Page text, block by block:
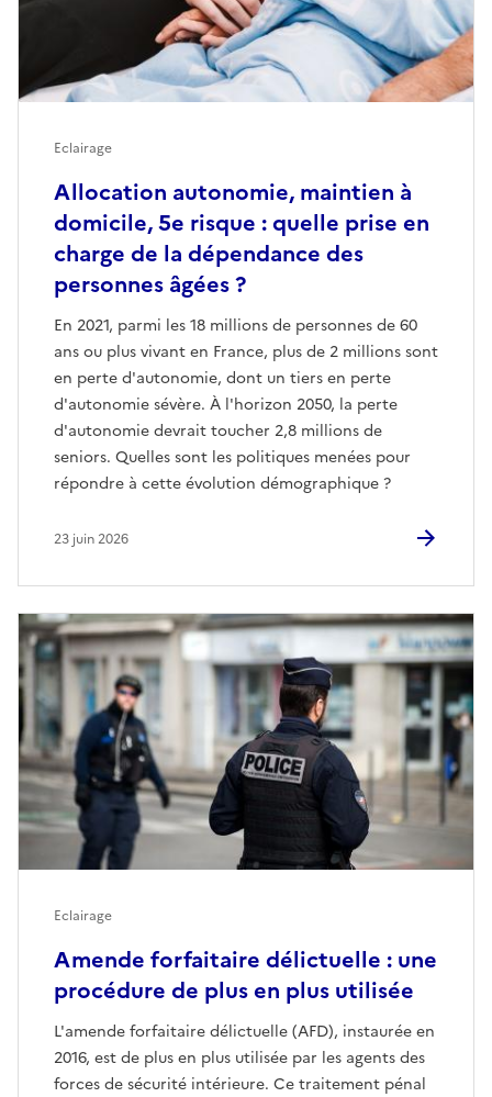
Allocation autonomie, maintien à
domicile, 5e risque : quelle prise en
charge de la dépendance des
personnes âgées ?
En 2021, parmi les 18 millions de personnes de 60
ans ou plus vivant en France, plus de 2 millions sont
en perte d'autonomie, dont un tiers en perte
d'autonomie sévère. À l'horizon 2050, la perte
d'autonomie devrait toucher 2,8 millions de
seniors. Quelles sont les politiques menées pour
répondre à cette évolution démographique ?
Eclairage
23 juin 2026
Amende forfaitaire délictuelle : une
procédure de plus en plus utilisée
L'amende forfaitaire délictuelle (AFD), instaurée en
2016, est de plus en plus utilisée par les agents des
forces de sécurité intérieure. Ce traitement pénal
Eclairage